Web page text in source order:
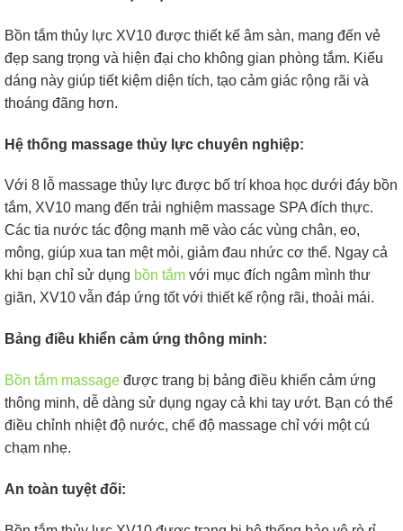
Bồn tắm thủy lực XV10 được thiết kế âm sàn, mang đến vẻ
đẹp sang trọng và hiện đại cho không gian phòng tắm. Kiểu
dáng này giúp tiết kiệm diện tích, tạo cảm giác rộng rãi và
thoáng đãng hơn.
Hệ thống massage thủy lực chuyên nghiệp:
Với 8 lỗ massage thủy lực được bố trí khoa học dưới đáy bồn
tắm, XV10 mang đến trải nghiệm massage SPA đích thực.
Các tia nước tác động mạnh mẽ vào các vùng chân, eo,
mông, giúp xua tan mệt mỏi, giảm đau nhức cơ thể. Ngay cả
khi bạn chỉ sử dụng bồn tắm với mục đích ngâm mình thư
giãn, XV10 vẫn đáp ứng tốt với thiết kế rộng rãi, thoải mái.
Bảng điều khiển cảm ứng thông minh:
Bồn tắm massage được trang bị bảng điều khiển cảm ứng
thông minh, dễ dàng sử dụng ngay cả khi tay ướt. Bạn có thể
điều chỉnh nhiệt độ nước, chế độ massage chỉ với một cú
chạm nhẹ.
An toàn tuyệt đối: